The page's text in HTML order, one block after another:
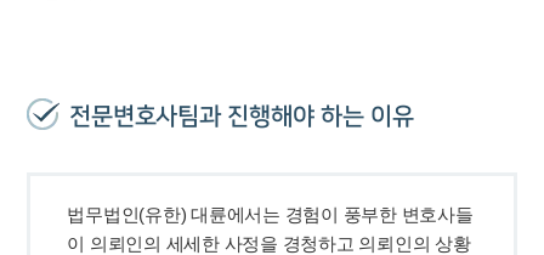
법률지식인
고객후기
업무분야
전문변호사팀과 진행해야 하는 이유
법무법인(유한) 대륜에서는 경험이 풍부한 변호사들
이 의뢰인의 세세한 사정을 경청하고 의뢰인의 상황